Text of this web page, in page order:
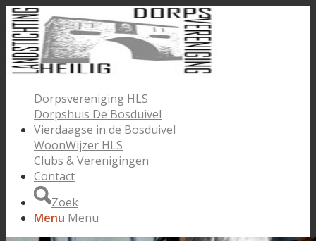
Dorpsvereniging HLS
Dorpshuis De Bosduivel
Vierdaagse in de Bosduivel
WoonWijzer HLS
Clubs & Verenigingen
Contact
Zoek
Menu Menu